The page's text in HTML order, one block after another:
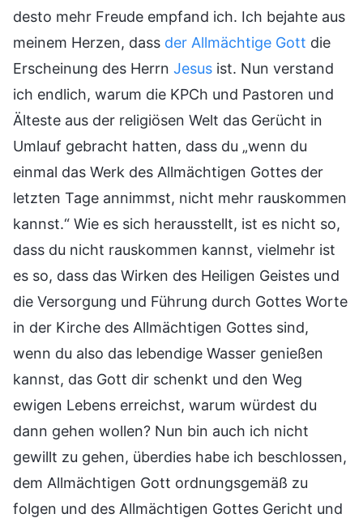
desto mehr Freude empfand ich. Ich bejahte aus
meinem Herzen, dass der Allmächtige Gott die
Erscheinung des Herrn Jesus ist. Nun verstand
ich endlich, warum die KPCh und Pastoren und
Älteste aus der religiösen Welt das Gerücht in
Umlauf gebracht hatten, dass du „wenn du
einmal das Werk des Allmächtigen Gottes der
letzten Tage annimmst, nicht mehr rauskommen
kannst.“ Wie es sich herausstellt, ist es nicht so,
dass du nicht rauskommen kannst, vielmehr ist
es so, dass das Wirken des Heiligen Geistes und
die Versorgung und Führung durch Gottes Worte
in der Kirche des Allmächtigen Gottes sind,
wenn du also das lebendige Wasser genießen
kannst, das Gott dir schenkt und den Weg
ewigen Lebens erreichst, warum würdest du
dann gehen wollen? Nun bin auch ich nicht
gewillt zu gehen, überdies habe ich beschlossen,
dem Allmächtigen Gott ordnungsgemäß zu
folgen und des Allmächtigen Gottes Gericht und